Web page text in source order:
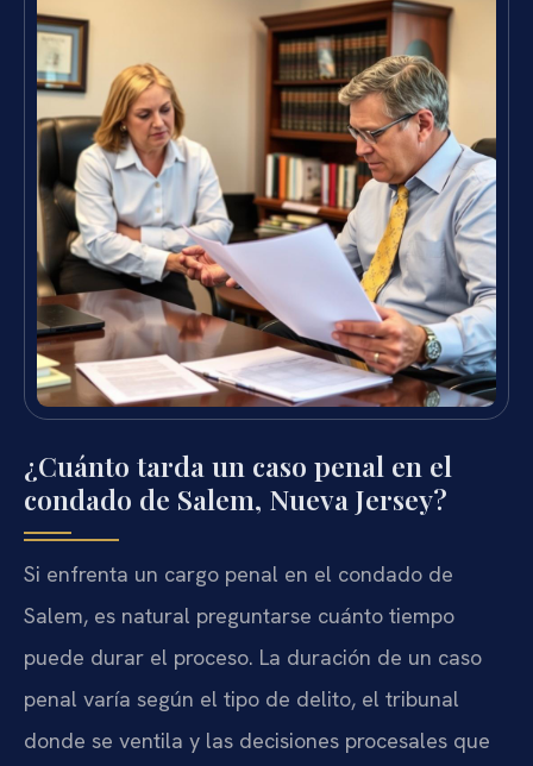
¿Cuánto tarda un caso penal en el
condado de Salem, Nueva Jersey?
Si enfrenta un cargo penal en el condado de
Salem, es natural preguntarse cuánto tiempo
puede durar el proceso. La duración de un caso
penal varía según el tipo de delito, el tribunal
donde se ventila y las decisiones procesales que